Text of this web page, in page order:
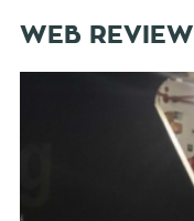
WEB REVIEW